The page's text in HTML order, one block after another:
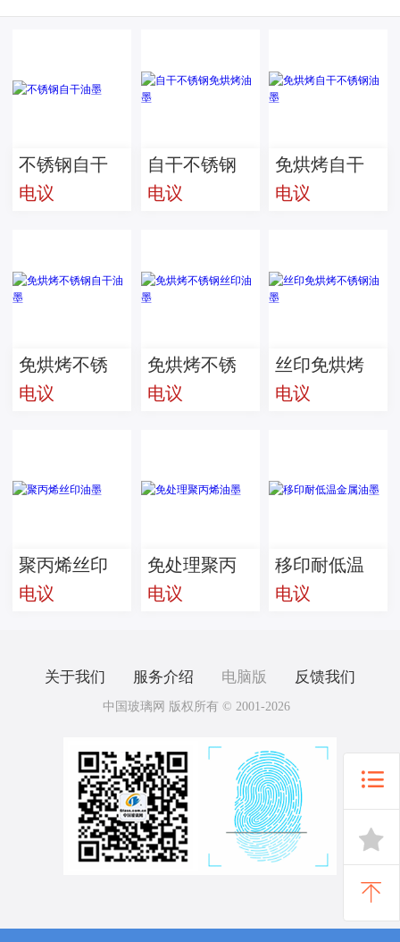
不锈钢自干
油墨
电议
自干不锈钢
免烘烤油墨
电议
免烘烤自干
不锈钢油墨
电议
免烘烤不锈
钢自干油墨
电议
免烘烤不锈
钢丝印油墨
电议
丝印免烘烤
不锈钢油墨
电议
聚丙烯丝印
油墨
电议
免处理聚丙
烯油墨
电议
移印耐低温
金属油墨
电议
关于我们 服务介绍 电脑版 反馈我们
中国玻璃网 版权所有 © 2001-2026


